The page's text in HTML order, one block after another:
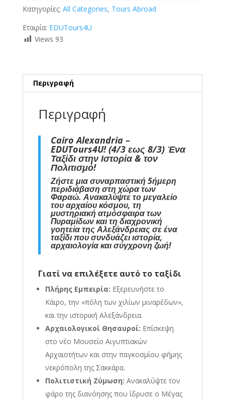
Κατηγορίες: All Categories, Tours Abroad
Εταιρία: EDUTours4U
Views 93
Περιγραφή
Περιγραφή
Cairo Alexandria –
EDUTours4U! (4/3 εως 8/3) Ένα
Ταξίδι στην Ιστορία & τον
Πολιτισμό!
Ζήστε μια συναρπαστική 5ήμερη
περιδιάβαση στη χώρα των
Φαραώ. Ανακαλύψτε το μεγαλείο
του αρχαίου κόσμου, τη
μυστηριακή ατμόσφαιρα των
Πυραμίδων και τη διαχρονική
γοητεία της Αλεξάνδρειας σε ένα
ταξίδι που συνδυάζει ιστορία,
αρχαιολογία και σύγχρονη ζωή!
Γιατί να επιλέξετε αυτό το ταξίδι
Πλήρης Εμπειρία: Εξερευνήστε το
Κάιρο, την «πόλη των χιλίων μιναρέδων»,
και την ιστορική Αλεξάνδρεια.
Αρχαιολογικοί Θησαυροί: Επίσκεψη
στο νέο Μουσείο Αιγυπτιακών
Αρχαιοτήτων και στην παγκοσμίου φήμης
νεκρόπολη της Σακκάρα.
Πολιτιστική Ζύμωση: Ανακαλύψτε τον
φάρο της διανόησης που ίδρυσε ο Μέγας